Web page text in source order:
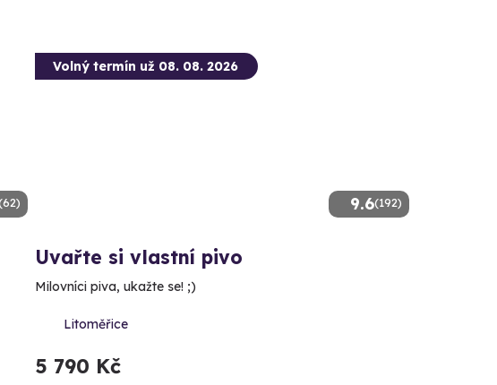
9.6(192)
Volný termín už 08. 08. 2026
Uvařte si vlastní pivo
Milovníci piva, ukažte se! ;)
Litoměřice
5 790 Kč